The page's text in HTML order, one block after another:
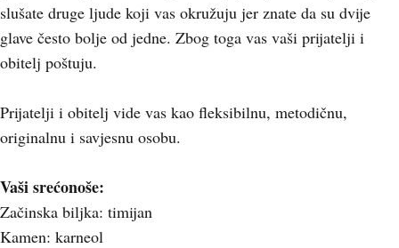
slušate druge ljude koji vas okružuju jer znate da su dvije
glave često bolje od jedne. Zbog toga vas vaši prijatelji i
obitelj poštuju.
Prijatelji i obitelj vide vas kao fleksibilnu, metodičnu,
originalnu i savjesnu osobu.
Vaši srećonoše:
Začinska biljka: timijan
Kamen: karneol